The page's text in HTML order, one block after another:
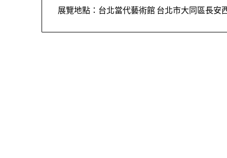
展覽地點：台北當代藝術館 台北市大同區長安